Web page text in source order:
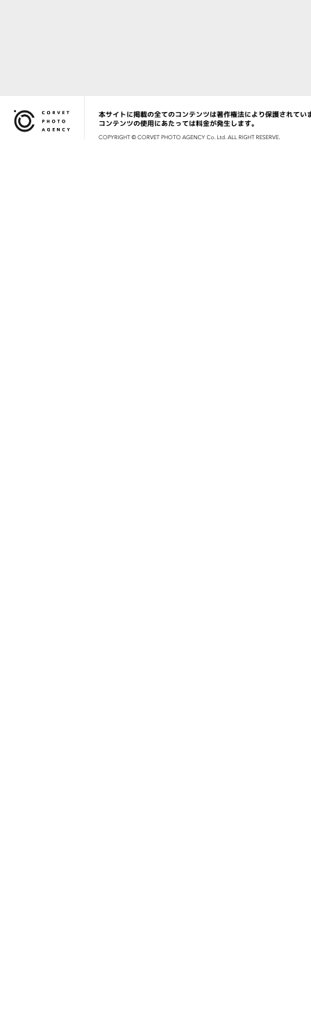
Corvet Photo Agency
本サイトに掲載の全てのコンテンツは著作権法により保護されてい
コンテンツの使用にあたっては料金が発生します。